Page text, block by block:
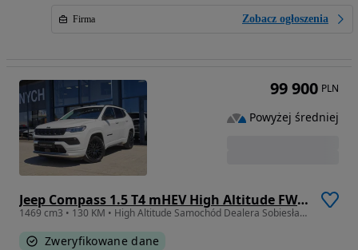
Firma Zobacz ogłoszenia
Jeep Compass 1.5 T4 mHEV High Altitude FWD S&S DCT
1469 cm3 • 130 KM • High Altitude Samochód Dealera Sobiesław Zasada Automotive
Zweryfikowane dane
99 900 PLN
Powyżej średniej